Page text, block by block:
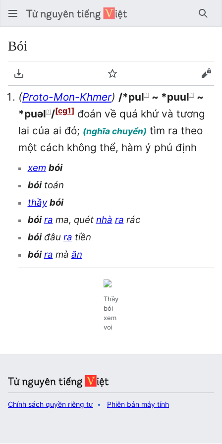
Tìm
Bói
Tải về PDF Theo dõi
(Proto-Mon-Khmer) /*pul [1]~ *puul [1]~
*puəl [1]/[cg1] đoán về quá khứ và tương
lai của ai đó; (nghĩa chuyển) tìm ra theo
một cách không thể, hàm ý phủ định
xem bói
bóitoán
thầy bói
bói ra ma, quét nhà ra rác
bóiđâu ra tiền
bói ra mà ăn
Thầy
bói
xem
voi
Chính sách quyền riêng tư Phiên bản máy tính